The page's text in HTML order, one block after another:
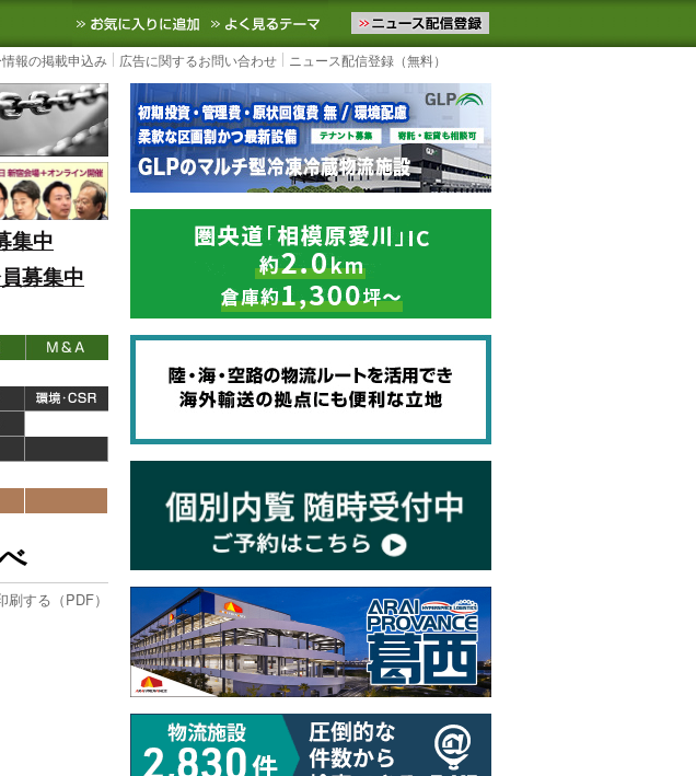
ど国内外の最新の物流ニュースをお届けします。物流ニュースメール配信を登録す
お気に入りに追加 よく見るテーマ
報の掲載申込み 広告に関するお問い合わせ ニュース配信登録（無料）
集中
募集中
刷する（PDF）